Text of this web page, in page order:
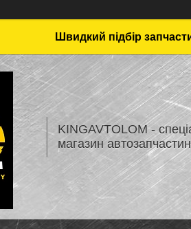
Швидкий підбір
KINGAVTOLOM -
магазин автозапчастин